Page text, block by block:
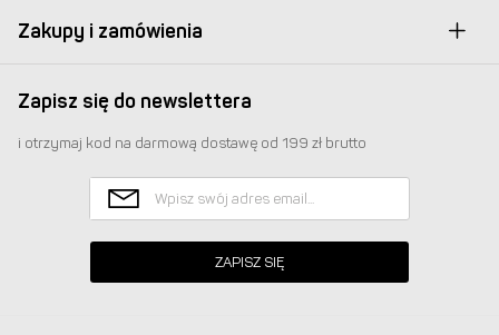
Zakupy i zamówienia
Zapisz się do newslettera
i otrzymaj kod na darmową dostawę od 199 zł brutto
ZAPISZ SIĘ